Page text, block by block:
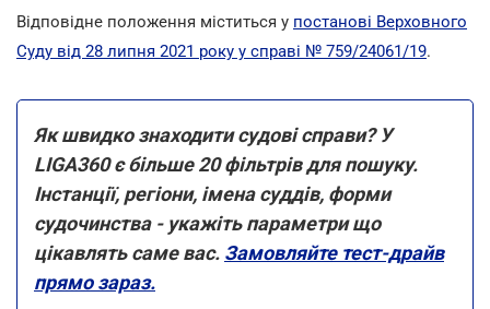
Відповідне положення міститься у постанові Верховного
Суду від 28 липня 2021 року у справі № 759/24061/19.
Як швидко знаходити судові справи? У
LIGA360 є більше 20 фільтрів для пошуку.
Інстанції, регіони, імена суддів, форми
судочинства - укажіть параметри що
цікавлять саме вас. Замовляйте тест-драйв
прямо зараз.